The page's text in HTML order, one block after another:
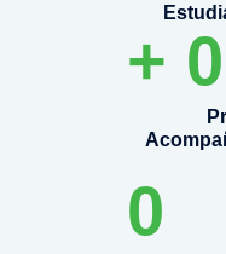
+ 0
0